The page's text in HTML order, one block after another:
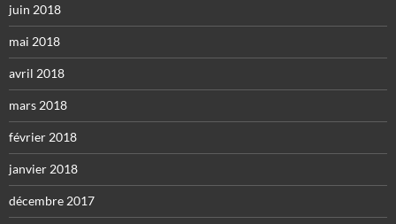
juin 2018
mai 2018
avril 2018
mars 2018
février 2018
janvier 2018
décembre 2017